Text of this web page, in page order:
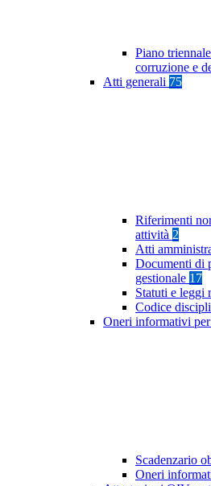
Piano
corruzione e
Atti generali 75
Riferimenti
attività 2
Atti
Documenti di
gestionale 17
Statuti e leggi
Codice
Oneri informativi
Scadenzario
Oneri